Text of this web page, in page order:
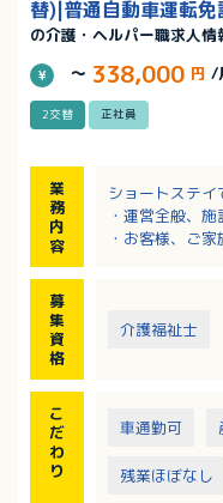
替)|普通自動車運転
の介護・ヘルパー職求人情
～ 338,000 円 /
2交替 正社員
業
務
内
容
ショートステ
・運営全般、
・お客様、ご
・その他、設
募
集
資
格
介護福祉士
こ
だ
わ
り
車通勤可
残業ほぼなし